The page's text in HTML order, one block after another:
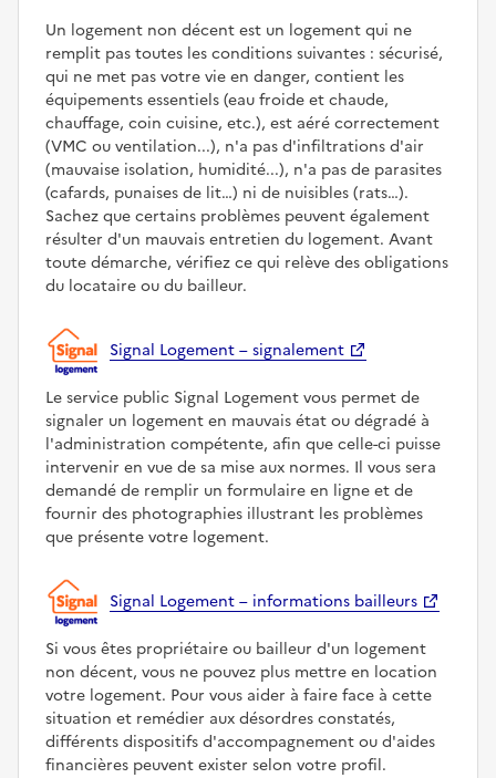
Un logement non décent est un logement qui ne
remplit pas toutes les conditions suivantes : sécurisé,
qui ne met pas votre vie en danger, contient les
équipements essentiels (eau froide et chaude,
chauffage, coin cuisine, etc.), est aéré correctement
(VMC ou ventilation...), n'a pas d'infiltrations d'air
(mauvaise isolation, humidité...), n'a pas de parasites
(cafards, punaises de lit…) ni de nuisibles (rats…).
Sachez que certains problèmes peuvent également
résulter d'un mauvais entretien du logement. Avant
toute démarche, vérifiez ce qui relève des obligations
du locataire ou du bailleur.
Signal Logement – signalement
Le service public Signal Logement vous permet de
signaler un logement en mauvais état ou dégradé à
l'administration compétente, afin que celle-ci puisse
intervenir en vue de sa mise aux normes. Il vous sera
demandé de remplir un formulaire en ligne et de
fournir des photographies illustrant les problèmes
que présente votre logement.
Signal Logement – informations bailleurs
Si vous êtes propriétaire ou bailleur d'un logement
non décent, vous ne pouvez plus mettre en location
votre logement. Pour vous aider à faire face à cette
situation et remédier aux désordres constatés,
différents dispositifs d'accompagnement ou d'aides
financières peuvent exister selon votre profil.